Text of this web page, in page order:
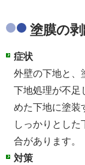
塗膜の
症状
外壁の下地と、
下地処理が不足
めた下地に塗装
しっかりとし
合があります。
対策